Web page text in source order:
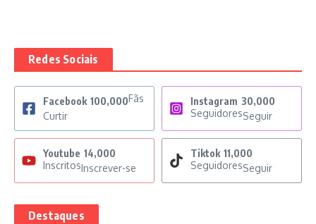
Redes Sociais
Facebook 100,000Fãs
Curtir
Instagram 30,000
SeguidoresSeguir
Youtube 14,000
InscritosInscrever-se
Tiktok 11,000
SeguidoresSeguir
Destaques